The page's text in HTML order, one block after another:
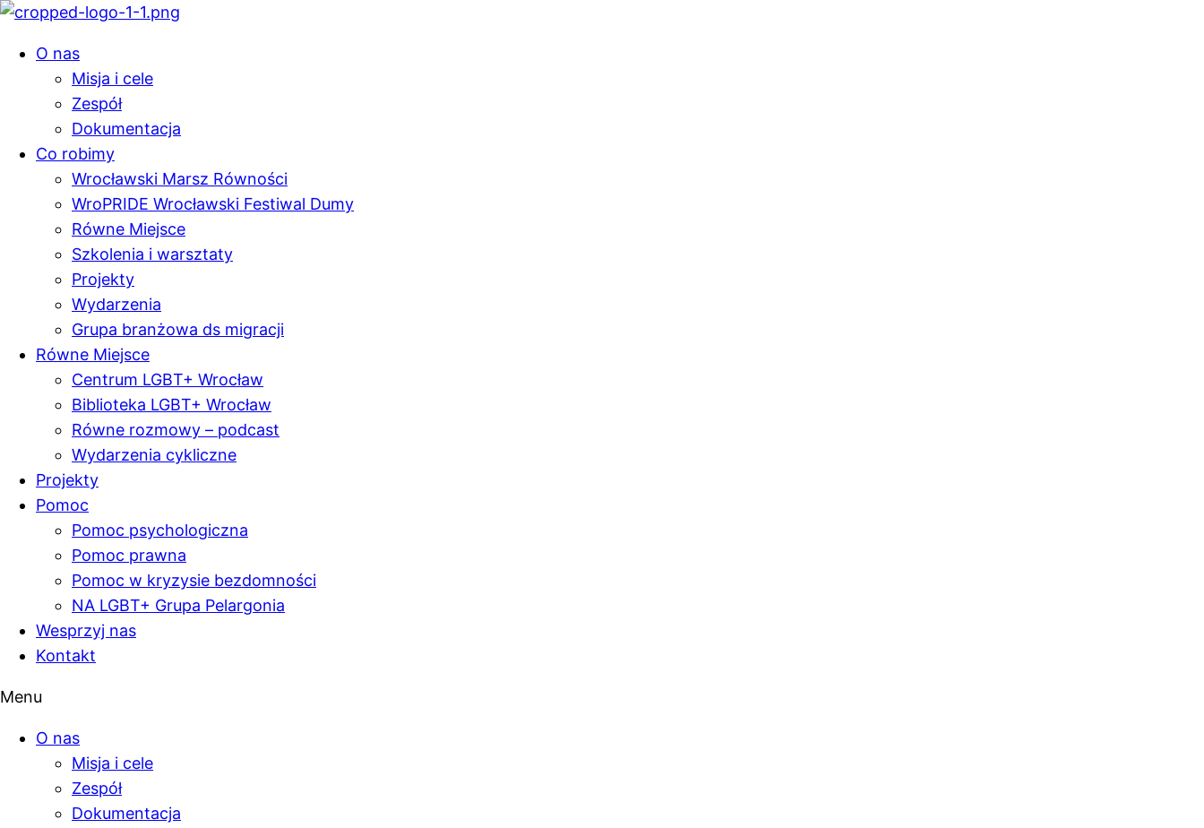
O nas
Misja i cele
Zespół
Dokumentacja
Co robimy
Wrocławski Marsz Równości
WroPRIDE Wrocławski Festiwal Dumy
Równe Miejsce
Szkolenia i warsztaty
Projekty
Wydarzenia
Grupa branżowa ds migracji
Równe Miejsce
Centrum LGBT+ Wrocław
Biblioteka LGBT+ Wrocław
Równe rozmowy – podcast
Wydarzenia cykliczne
Projekty
Pomoc
Pomoc psychologiczna
Pomoc prawna
Pomoc w kryzysie bezdomności
NA LGBT+ Grupa Pelargonia
Wesprzyj nas
Kontakt
Menu
O nas
Misja i cele
Zespół
Dokumentacja